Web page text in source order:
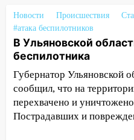
08:02
диспансеризации у
выявили онкологию
07:00 Прохладная
день: прогноз
августа
06:00 Как
потопы и падающие
парализовали
Новости Происшествия
#атака беспилотников
В Ульяновской
беспилотника
Губернатор Ульяновской
сообщил, что на
перехвачено и
Пострадавших и